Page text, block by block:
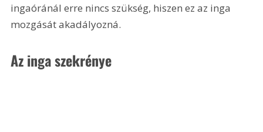
ingaóránál erre nincs szükség, hiszen ez az inga
mozgását akadályozná.
Az inga szekrénye